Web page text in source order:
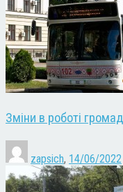
Зміни в роботі
zapsich, 14/06/2022